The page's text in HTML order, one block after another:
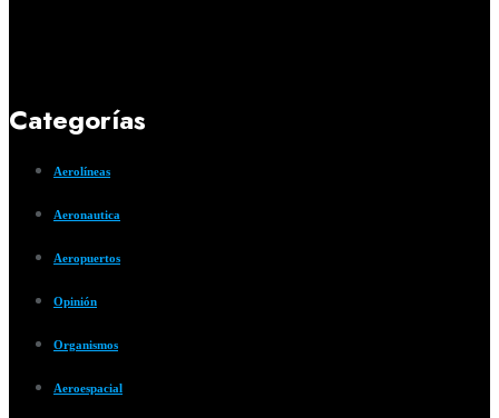
Categorías
Aerolíneas
Aeronautica
Aeropuertos
Opinión
Organismos
Aeroespacial